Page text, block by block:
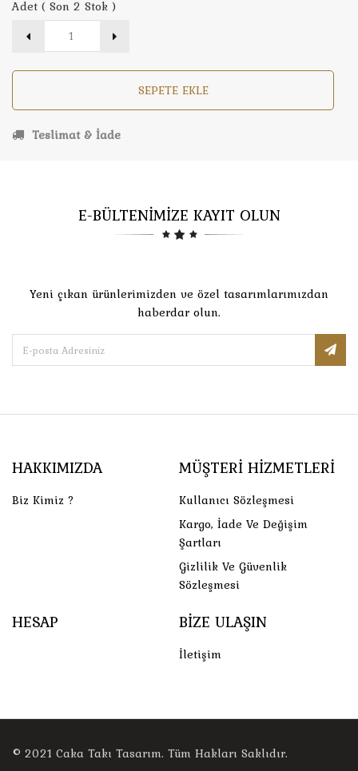
Adet ( Son 2 Stok )
SEPETE EKLE
Teslimat & İade
E-BÜLTENİMİZE KAYIT OLUN
Yeni çıkan ürünlerimizden ve özel tasarımlarımızdan
haberdar olun.
HAKKIMIZDA
Biz Kimiz ?
MÜŞTERI HIZMETLERI
Kullanıcı Sözleşmesi
Kargo, İade Ve Değişim
Şartları
Gizlilik Ve Güvenlik
Sözleşmesi
HESAP BIZE ULAŞIN
İletişim
© 2021 Caka Takı Tasarım. Tüm Hakları Saklıdır.